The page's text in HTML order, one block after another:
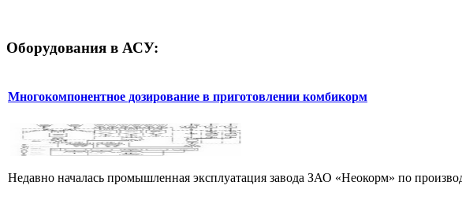
Оборудования в АСУ:
Многокомпонентное дозирование в приготовлении комбикорм
Недавно началась промышленная эксплуатация завода ЗАО «Неокорм» по